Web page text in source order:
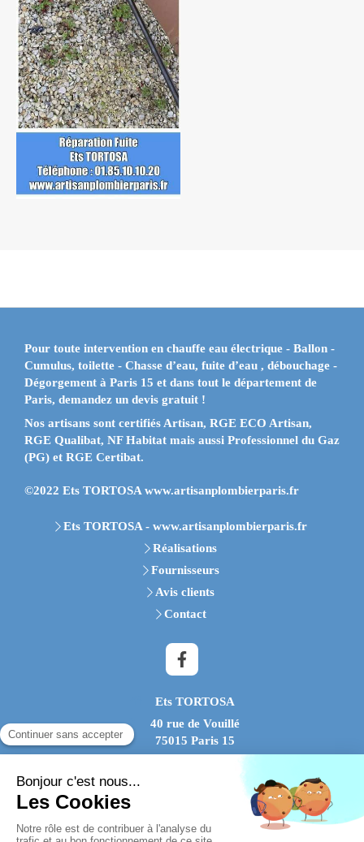
Pour toute intervention en chauffe eau électrique - Ballon -
Cumulus, toilette - Chasse d’eau, fuite d’eau , débouchage -
Dégorgement à Paris 15 et dans tout le département de
Paris, demandez un devis gratuit !
Nos artisans sont certifiés Artisan, RGE ECO Artisan,
RGE Qualibat, NF Habitat mais aussi Professionnel du Gaz
(PG) et RGE Certibat.
©2022 Ets TORTOSA www.artisanplombierparis.fr
Ets TORTOSA - www.artisanplombierparis.fr
Réalisations
Fournisseurs
Avis clients
Contact
Ets TORTOSA
40 rue de Vouillé
75015 Paris 15